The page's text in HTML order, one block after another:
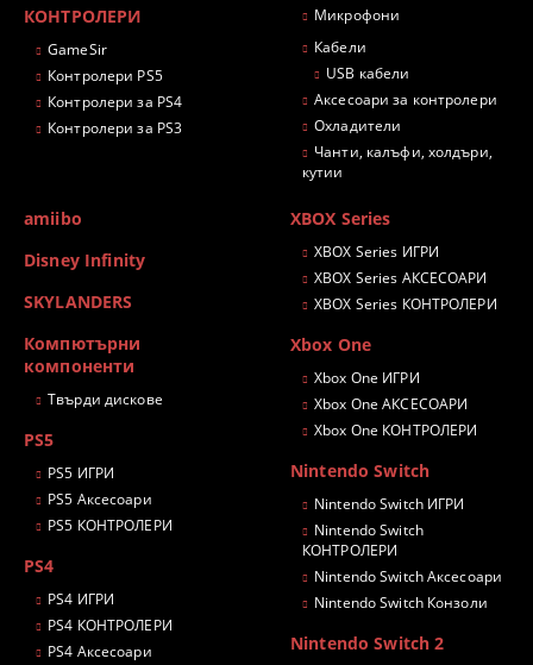
КОНТРОЛЕРИ
GameSir
Контролери PS5
Контролери за PS4
Контролери за PS3
Микрофони
Кабели
USB кабели
Аксесоари за контролери
Охладители
Чанти, калъфи, холдъри,
кутии
amiibo
Disney Infinity
SKYLANDERS
Компютърни
компоненти
Твърди дискове
PS5
PS5 ИГРИ
PS5 Аксесоари
PS5 КОНТРОЛЕРИ
PS4
PS4 ИГРИ
PS4 КОНТРОЛЕРИ
PS4 Аксесоари
XBOX Series
XBOX Series ИГРИ
XBOX Series АКСЕСОАРИ
XBOX Series КОНТРОЛЕРИ
Xbox One
Xbox One ИГРИ
Xbox One АКСЕСОАРИ
Xbox One КОНТРОЛЕРИ
Nintendo Switch
Nintendo Switch ИГРИ
Nintendo Switch
КОНТРОЛЕРИ
Nintendo Switch Аксесоари
Nintendo Switch Конзоли
Nintendo Switch 2